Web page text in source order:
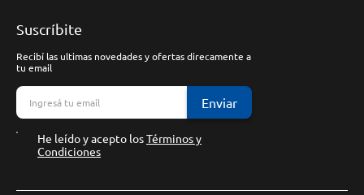
Suscríbite
Recibí las ultimas novedades y ofertas direcamente a
tu email
Enviar
He leído y acepto losTérminos y
Condiciones